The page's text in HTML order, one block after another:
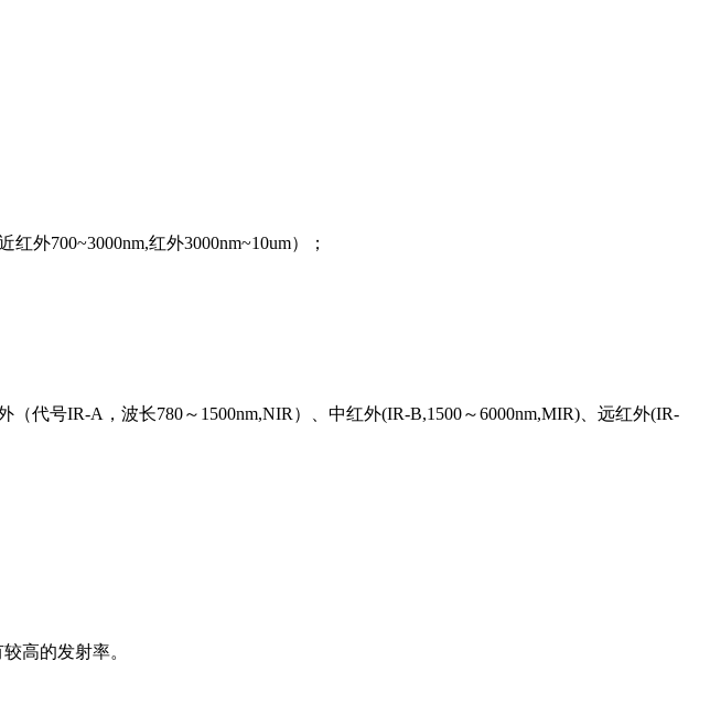
外700~3000nm,红外3000nm~10um）；
代号IR-A，波长780～1500nm,NIR）、中红外(IR-B,1500～6000nm,MIR)、远红外(IR-
高的发射率。